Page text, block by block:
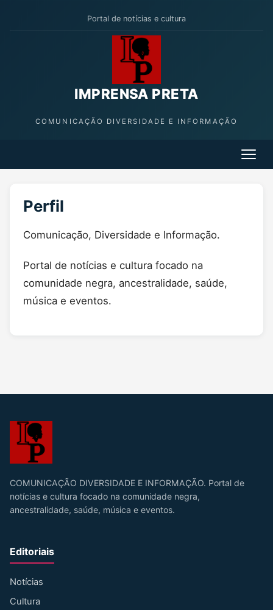
Portal de notícias e cultura
IMPRENSA PRETA
COMUNICAÇÃO DIVERSIDADE E INFORMAÇÃO
Perfil
Comunicação, Diversidade e Informação.
Portal de notícias e cultura focado na
comunidade negra, ancestralidade, saúde,
música e eventos.
COMUNICAÇÃO DIVERSIDADE E INFORMAÇÃO. Portal de
notícias e cultura focado na comunidade negra,
ancestralidade, saúde, música e eventos.
Editoriais
Notícias
Cultura